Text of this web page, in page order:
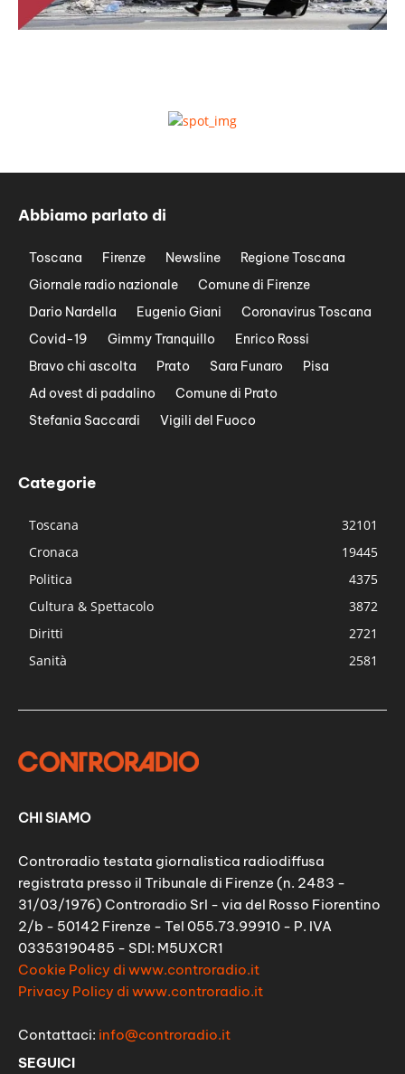
Abbiamo parlato di
Toscana Firenze Newsline
Regione Toscana
Giornale radio nazionale
Comune di Firenze
Dario Nardella
Eugenio Giani
Coronavirus Toscana
Covid-19
Gimmy Tranquillo
Enrico Rossi
Bravo chi ascolta
Prato Sara Funaro
Pisa
Ad ovest di padalino
Comune di Prato
Stefania Saccardi
Vigili del Fuoco
Categorie
Toscana
32101
Cronaca
19445
Politica
4375
Cultura & Spettacolo
3872
Diritti
2721
Sanità
2581
CHI SIAMO
Controradio testata giornalistica radiodiffusa
registrata presso il Tribunale di Firenze (n. 2483 -
31/03/1976) Controradio Srl - via del Rosso Fiorentino
2/b - 50142 Firenze - Tel 055.73.99910 - P. IVA
03353190485 - SDI: M5UXCR1
Cookie Policy di www.controradio.it
Privacy Policy di www.controradio.it
Contattaci: info@controradio.it
SEGUICI